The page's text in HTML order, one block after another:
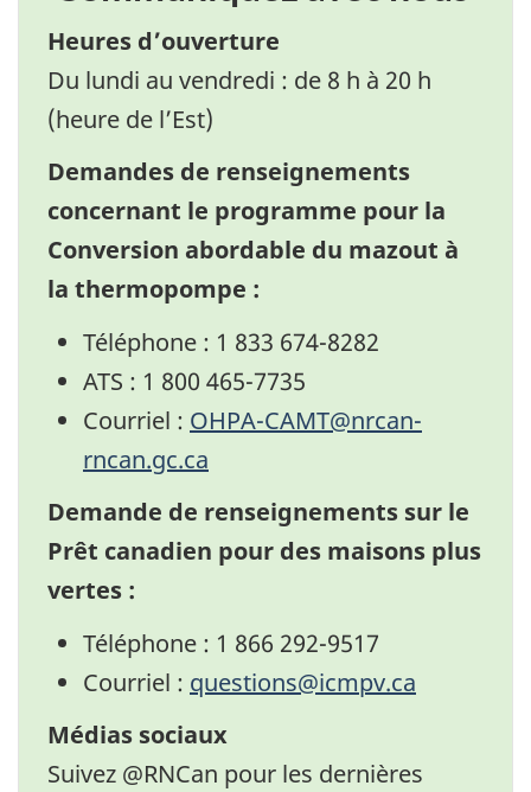
Heures d’ouverture
Du lundi au vendredi : de 8 h à 20 h
(heure de l’Est)
Demandes de renseignements
concernant le programme pour la
Conversion abordable du mazout à
la thermopompe :
Téléphone : 1 833 674-8282
ATS : 1 800 465-7735
Courriel : OHPA-CAMT@nrcan-
rncan.gc.ca
Demande de renseignements sur le
Prêt canadien pour des maisons plus
vertes :
Téléphone : 1 866 292-9517
Courriel : questions@icmpv.ca
Médias sociaux
Suivez @RNCan pour les dernières